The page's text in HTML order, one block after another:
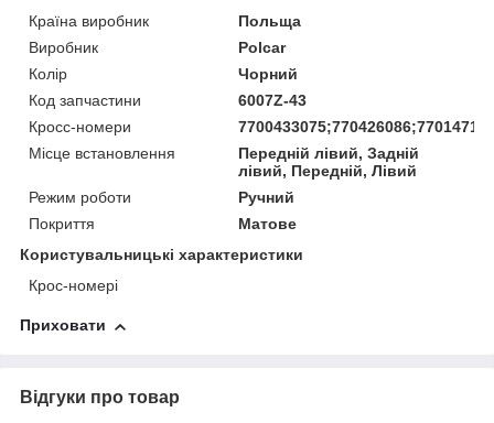
Країна виробник
Польща
Виробник
Polcar
Колір
Чорний
Код запчастини
6007Z-43
Кросс-номери
Місце встановлення
Передній лівий, Задній
лівий, Передній, Лівий
Режим роботи
Ручний
Покриття
Матове
Користувальницькі характеристики
Крос-номері
Приховати
Відгуки про товар